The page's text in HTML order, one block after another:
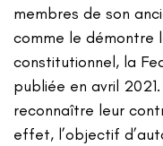
membres de son
comme le démontre
constitutionnel, la
publiée en avril
reconnaître leur
effet, l’objectif